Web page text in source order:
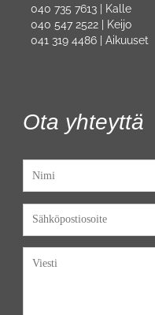
040 735 7613 | Kalle
040 547 2522 | Keijo
041 319 4486 | Aikuuset
Ota yhteyttä